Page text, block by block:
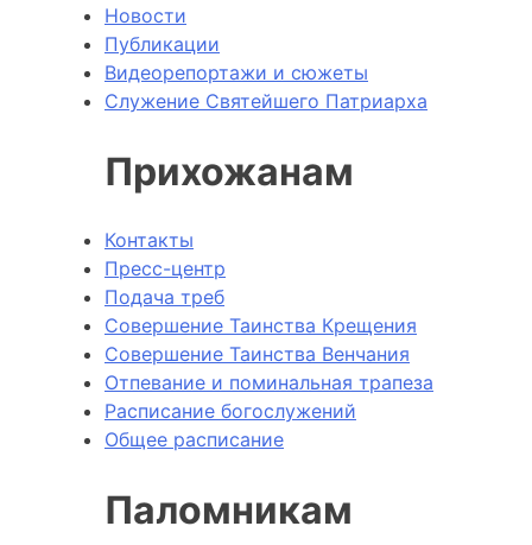
Новости
Публикации
Видеорепортажи и сюжеты
Служение Святейшего Патриарха
Прихожанам
Контакты
Пресс-центр
Подача треб
Совершение Таинства Крещения
Совершение Таинства Венчания
Отпевание и поминальная трапеза
Расписание богослужений
Общее расписание
Паломникам